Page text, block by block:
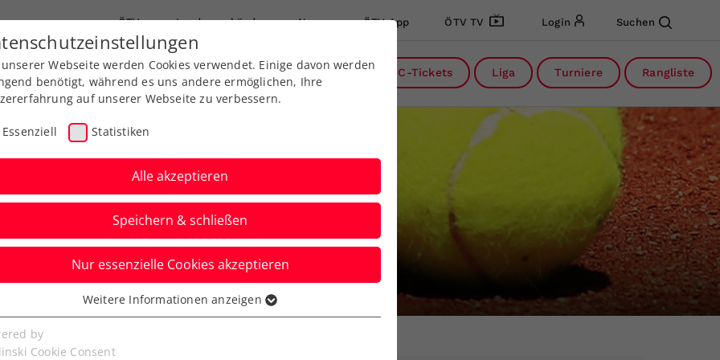
ÖTV Landesverbände News ÖTV App ÖTV TV Login Suchen
Ausbildung Services Über uns DC-Tickets Liga Turniere Rangliste
Aktuelle News
Webseite werden Cookies verwendet. Einige davon werden
benötigt, während es uns andere ermöglichen, Ihre
auf unserer Webseite zu verbessern.
Essenziell Statistiken
Alle akzeptieren
Speichern & schließen
Nur essenzielle Cookies akzeptieren
Cookies werden für grundlegende Funktionen der
benötigt. Dadurch ist gewährleistet, dass die Webseite
Weitere Informationen anzeigen
by
Cookie Consent